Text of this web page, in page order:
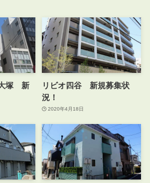
塚 新
リビオ四谷 新規募集状
況！
2020年4月18日